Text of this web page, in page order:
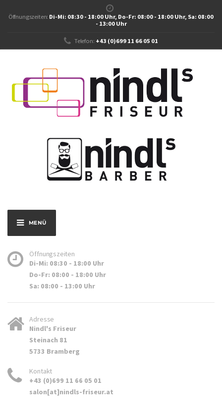
Öffnungszeiten: Di-Mi: 08:30 - 18:00 Uhr, Do-Fr: 08:00 - 18:00 Uhr, Sa: 08:00
- 13:00 Uhr
Telefon: +43 (0)699 11 66 05 01
MENÜ
Öffnungszeiten
Di-Mi: 08:30 - 18:00 Uhr
Do-Fr: 08:00 - 18:00 Uhr
Sa: 08:00 - 13:00 Uhr
Adresse
Nindl's Friseur
Steinach 81
5733 Bramberg
Kontakt
+43 (0)699 11 66 05 01
salon[at]nindls-friseur.at